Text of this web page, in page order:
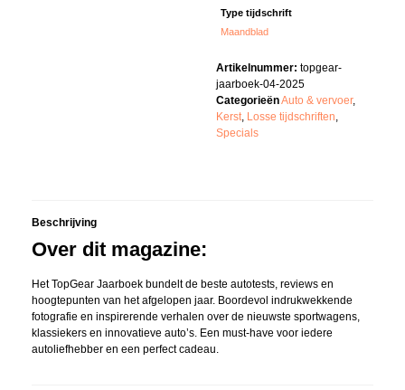
Type tijdschrift
Maandblad
Artikelnummer: topgear-
jaarboek-04-2025
CategorieënAuto & vervoer,
Kerst, Losse tijdschriften,
Specials
Beschrijving
Over dit magazine:
Het TopGear Jaarboek bundelt de beste autotests, reviews en
hoogtepunten van het afgelopen jaar. Boordevol indrukwekkende
fotografie en inspirerende verhalen over de nieuwste sportwagens,
klassiekers en innovatieve auto’s. Een must-have voor iedere
autoliefhebber en een perfect cadeau.